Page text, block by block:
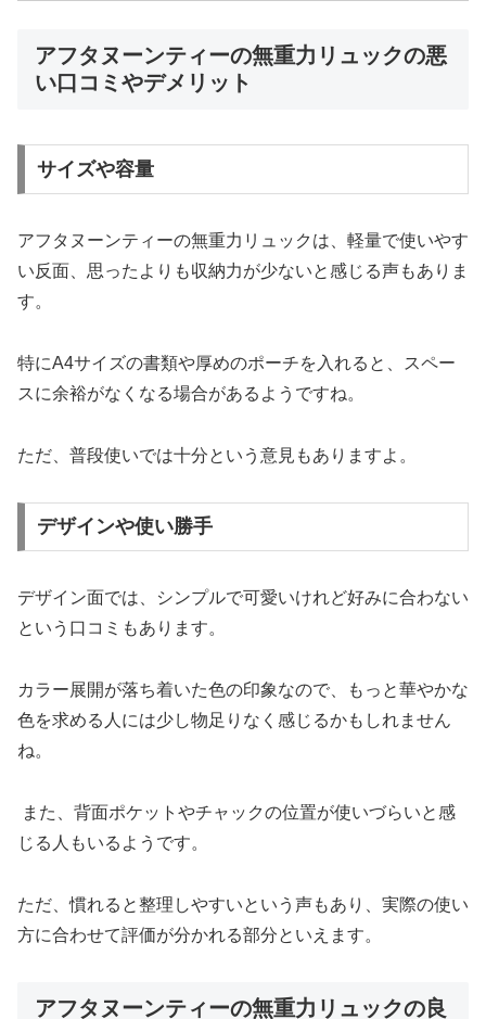
アフタヌーンティーの無重力リュックの悪
い口コミやデメリット
サイズや容量
アフタヌーンティーの無重力リュックは、軽量で使いやす
い反面、思ったよりも収納力が少ないと感じる声もありま
す。
特にA4サイズの書類や厚めのポーチを入れると、スペー
スに余裕がなくなる場合があるようですね。
ただ、普段使いでは十分という意見もありますよ。
デザインや使い勝手
デザイン面では、シンプルで可愛いけれど好みに合わない
という口コミもあります。
カラー展開が落ち着いた色の印象なので、もっと華やかな
色を求める人には少し物足りなく感じるかもしれません
ね。
また、背面ポケットやチャックの位置が使いづらいと感
じる人もいるようです。
ただ、慣れると整理しやすいという声もあり、実際の使い
方に合わせて評価が分かれる部分といえます。
アフタヌーンティーの無重力リュックの良